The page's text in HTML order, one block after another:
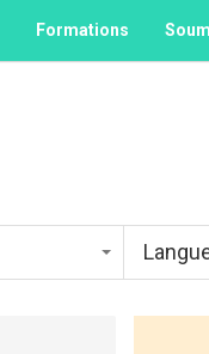
Formations